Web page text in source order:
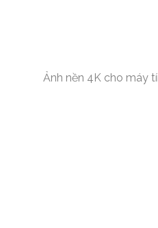
Ảnh nền 4K cho máy